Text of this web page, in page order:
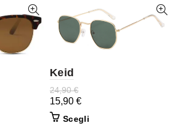
Keid
24,90€
15,90 €
Scegli